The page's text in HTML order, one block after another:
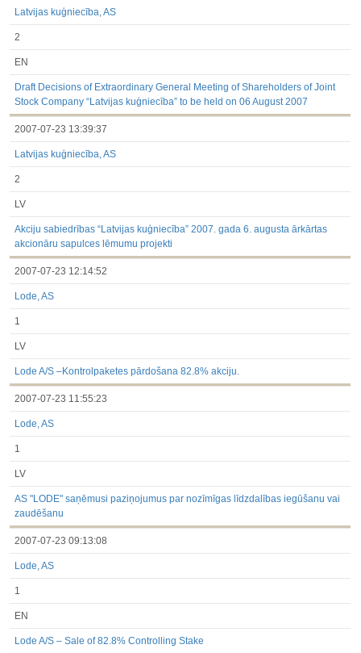
Latvijas kuģniecība, AS
2
EN
Draft Decisions of Extraordinary General Meeting of Shareholders of Joint
Stock Company “Latvijas kuģniecība” to be held on 06 August 2007
2007-07-23 13:39:37
Latvijas kuģniecība, AS
2
LV
Akciju sabiedrības “Latvijas kuģniecība” 2007. gada 6. augusta ārkārtas
akcionāru sapulces lēmumu projekti
2007-07-23 12:14:52
Lode, AS
1
LV
Lode A/S –Kontrolpaketes pārdošana 82.8% akciju.
2007-07-23 11:55:23
Lode, AS
1
LV
AS "LODE" saņēmusi paziņojumus par nozīmīgas līdzdalības iegūšanu vai
zaudēšanu
2007-07-23 09:13:08
Lode, AS
1
EN
Lode A/S – Sale of 82.8% Controlling Stake